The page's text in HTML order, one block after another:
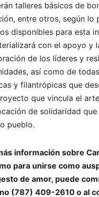
talleres básicos de
entre otros, según lo
disponibles para esta
con el apoyo y
de los líderes y
así como de
y filantrópicas que
que vincula el
de solidaridad
pueblo.
información sobre
para unirse como
de amor, puede
(787) 409-2610 o al